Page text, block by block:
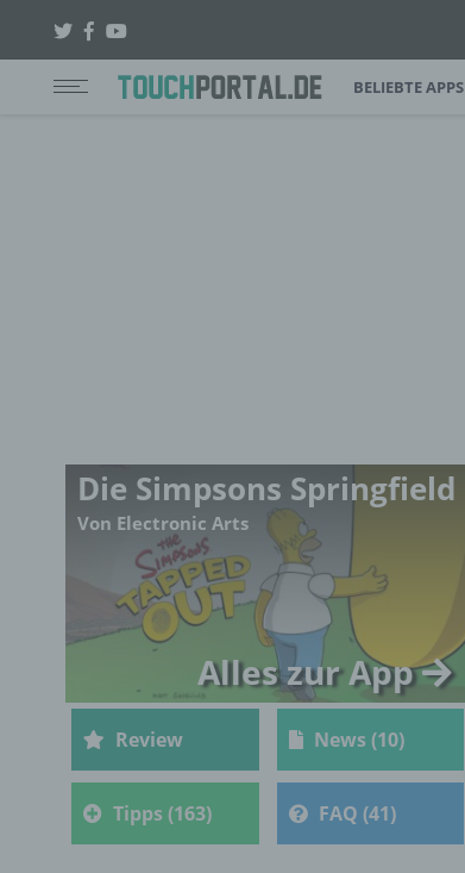
BELIEBTE APPS
Die Simpsons Springfield
Von Electronic Arts
Alles zur App
Review News (10)
Tipps (163) FAQ (41)